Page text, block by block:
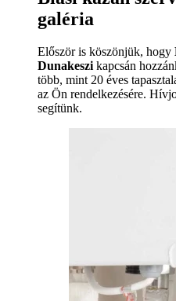
galéria
Először is köszönjük, hogy
Dunakeszikapcsán
több, mint 20 éves
az Ön rendelkezésére.
segítünk.